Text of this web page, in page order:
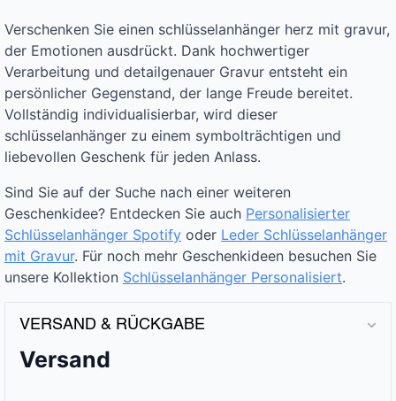
Verschenken Sie einen schlüsselanhänger herz mit gravur,
der Emotionen ausdrückt. Dank hochwertiger
Verarbeitung und detailgenauer Gravur entsteht ein
persönlicher Gegenstand, der lange Freude bereitet.
Vollständig individualisierbar, wird dieser
schlüsselanhänger zu einem symbolträchtigen und
liebevollen Geschenk für jeden Anlass.
Sind Sie auf der Suche nach einer weiteren
Geschenkidee? Entdecken Sie auch Personalisierter
Schlüsselanhänger Spotify oder Leder Schlüsselanhänger
mit Gravur. Für noch mehr Geschenkideen besuchen Sie
unsere Kollektion Schlüsselanhänger Personalisiert.
VERSAND & RÜCKGABE
Versand